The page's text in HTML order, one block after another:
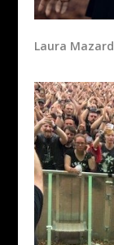
Laura Mazard